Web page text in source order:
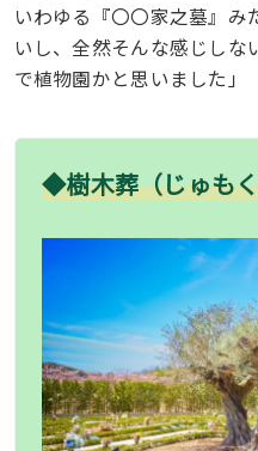
いわゆる『〇〇家之墓』み
いし、全然そんな感じしな
で植物園かと思いました」
◆樹木葬（じゅも